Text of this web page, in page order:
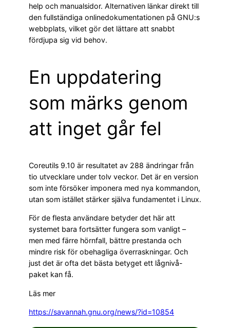
help och manualsidor. Alternativen länkar direkt till
den fullständiga online­dokumentationen på GNU:s
webbplats, vilket gör det lättare att snabbt
fördjupa sig vid behov.
En uppdatering
som märks genom
att inget går fel
Coreutils 9.10 är resultatet av 288 ändringar från
tio utvecklare under tolv veckor. Det är en version
som inte försöker imponera med nya kommandon,
utan som istället stärker själva fundamentet i Linux.
För de flesta användare betyder det här att
systemet bara fortsätter fungera som vanligt –
men med färre hörnfall, bättre prestanda och
mindre risk för obehagliga överraskningar. Och
just det är ofta det bästa betyget ett låg­nivå-
paket kan få.
Läs mer
https://savannah.gnu.org/news/?id=10854